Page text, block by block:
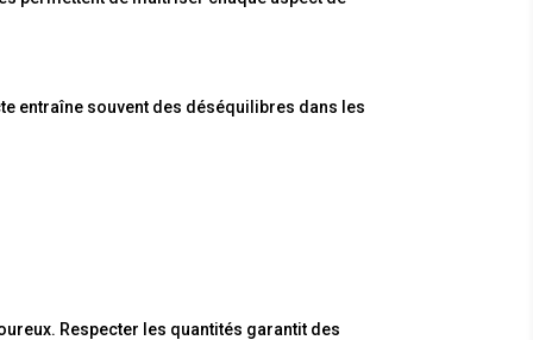
entraîne souvent des déséquilibres dans les
Respecter les quantités garantit des